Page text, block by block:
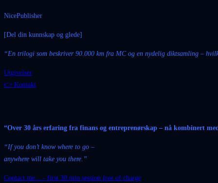
NicePublisher
[Del din kunnskap og glede]
“En trilogi som beskriver90.000 km fra MC og en nydelig diktsamling –
Utgivelser
👉 Kontakt
“Over 30 års erfaring fra finans og entreprenørskap – nå kombinert
“If you don’t know where to go –
anywhere will take you there.”
Contact me... - first 30 min session free of charge